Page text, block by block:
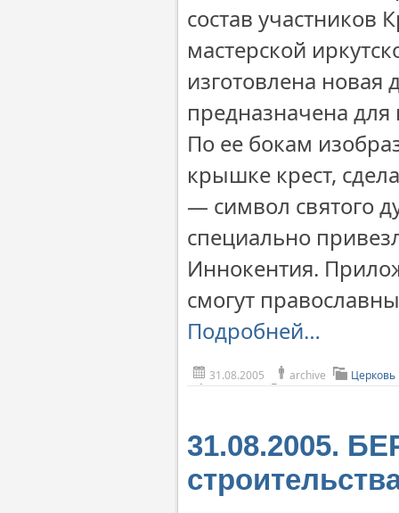
состав участников
мастерской
изготовлена
предназначена
По ее бокам
крышке крест,
— символ святого
специально
Иннокентия.
смогут
Подробней…
31.08.2005 archive
31.08.2005.